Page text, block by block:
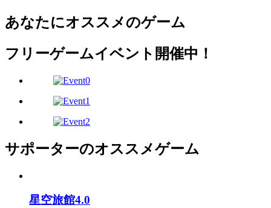
あなたにオススメのゲーム
フリーゲームイベント開催中！
サポーターのオススメゲーム
星空旅館4.0